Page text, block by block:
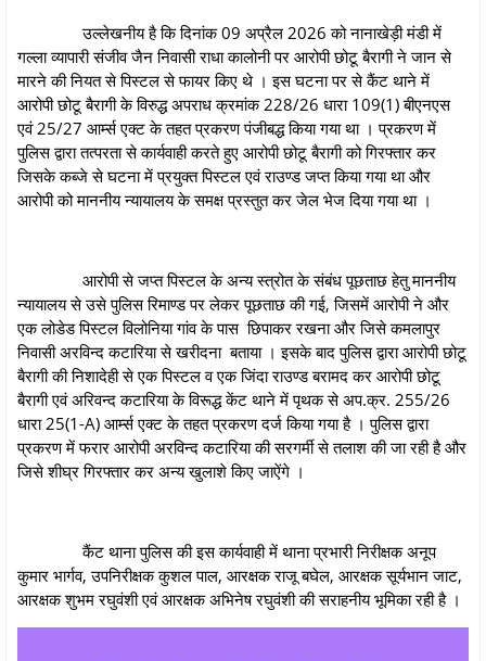
उल्लेखनीय है कि दिनांक 09 अप्रैल 2026 को नानाखेड़ी मंडी में
गल्ला व्यापारी संजीव जैन निवासी राधा कालोनी पर आरोपी छोटू बैरागी ने जान से
मारने की नियत से पिस्टल से फायर किए थे । इस घटना पर से कैंट थाने में
आरोपी छोटू बैरागी के विरुद्ध अपराध क्रमांक 228/26 धारा 109(1) बीएनएस
एवं 25/27 आर्म्स एक्ट के तहत प्रकरण पंजीबद्ध किया गया था । प्रकरण में
पुलिस द्वारा तत्परता से कार्यवाही करते हुए आरोपी छोटू बैरागी को गिरफ्तार कर
जिसके कब्जे से घटना में प्रयुक्त पिस्टल एवं राउण्ड जप्त किया गया था और
आरोपी को माननीय न्यायालय के समक्ष प्रस्तुत कर जेल भेज दिया गया था ।
आरोपी से जप्त पिस्टल के अन्य स्त्रोत के संबंध पूछताछ हेतु माननीय
न्यायालय से उसे पुलिस रिमाण्ड पर लेकर पूछताछ की गई, जिसमें आरोपी ने और
एक लोडेड पिस्टल विलोनिया गांव के पास छिपाकर रखना और जिसे कमलापुर
निवासी अरविन्द कटारिया से खरीदना बताया । इसके बाद पुलिस द्वारा आरोपी छोटू
बैरागी की निशादेही से एक पिस्टल व एक जिंदा राउण्ड बरामद कर आरोपी छोटू
बैरागी एवं अरिवन्द कटारिया के विरूद्ध केंट थाने में पृथक से अप.क्र. 255/26
धारा 25(1-A) आर्म्स एक्ट के तहत प्रकरण दर्ज किया गया है । पुलिस द्वारा
प्रकरण में फरार आरोपी अरविन्द कटारिया की सरगर्मी से तलाश की जा रही है और
जिसे शीघ्र गिरफ्तार कर अन्य खुलाशे किए जाऐंगे ।
कैंट थाना पुलिस की इस कार्यवाही में थाना प्रभारी निरीक्षक अनूप
कुमार भार्गव, उपनिरीक्षक कुशल पाल, आरक्षक राजू बघेल, आरक्षक सूर्यभान जाट,
आरक्षक शुभम रघुवंशी एवं आरक्षक अभिनेष रघुवंशी की सराहनीय भूमिका रही है ।